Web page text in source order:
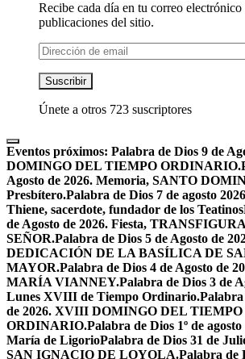
Recibe cada día en tu correo electrónico
publicaciones del sitio.
Dirección
de
email
Suscribir
Únete a otros 723 suscriptores
Eventos próximos: Palabra de Dios 9 de
DOMINGO DEL TIEMPO ORDINARIO.
Agosto de 2026. Memoria, SANTO
Presbítero.Palabra de Dios 7 de agosto
Thiene, sacerdote, fundador de los Teatinos
de Agosto de 2026. Fiesta,
SEÑOR.Palabra de Dios 5 de Agosto de
DEDICACIÓN DE LA BASÍLICA DE
MAYOR.Palabra de Dios 4 de Agosto de
MARÍA VIANNEY.Palabra de Dios 3 de
Lunes XVIII de Tiempo Ordinario.Palabra
de 2026. XVIII DOMINGO DEL TIEMPO
ORDINARIO.Palabra de Dios 1º de
María de LigorioPalabra de Dios 31 de
SAN IGNACIO DE LOYOLA.Palabra de